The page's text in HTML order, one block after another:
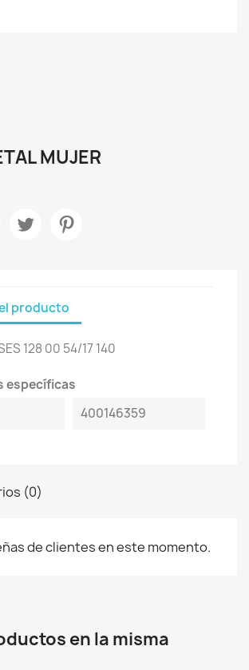
MUJER
producto
128 00 54/17 140
específicas
400146359
(0)
de clientes en este momento.
en la misma